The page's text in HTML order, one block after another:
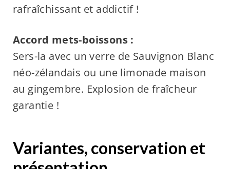
rafraîchissant et addictif !
Accord mets-boissons :
Sers-la avec un verre de Sauvignon Blanc
néo-zélandais ou une limonade maison
au gingembre. Explosion de fraîcheur
garantie !
Variantes, conservation et